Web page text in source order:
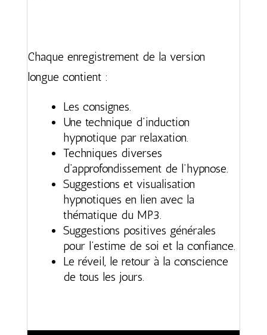
Chaque enregistrement de la version
longue contient :
Les consignes.
Une technique d’induction
hypnotique par relaxation.
Techniques diverses
d’approfondissement de l’hypnose.
Suggestions et visualisation
hypnotiques en lien avec la
thématique du MP3.
Suggestions positives générales
pour l’estime de soi et la confiance.
Le réveil, le retour à la conscience
de tous les jours.